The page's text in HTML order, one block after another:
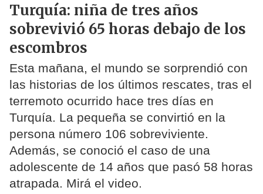
Turquía: niña de tres años
sobrevivió 65 horas debajo de los
escombros
Esta mañana, el mundo se sorprendió con
las historias de los últimos rescates, tras el
terremoto ocurrido hace tres días en
Turquía. La pequeña se convirtió en la
persona número 106 sobreviviente.
Además, se conoció el caso de una
adolescente de 14 años que pasó 58 horas
atrapada. Mirá el video.